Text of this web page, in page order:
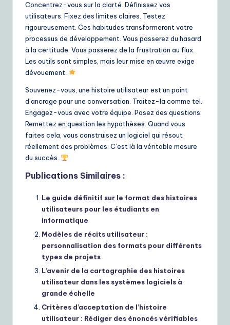
Concentrez-vous sur la clarté. Définissez vos
utilisateurs. Fixez des limites claires. Testez
rigoureusement. Ces habitudes transformeront votre
processus de développement. Vous passerez du hasard
à la certitude. Vous passerez de la frustration au flux.
Les outils sont simples, mais leur mise en œuvre exige
dévouement.
Souvenez-vous, une histoire utilisateur est un point
d’ancrage pour une conversation. Traitez-la comme tel.
Engagez-vous avec votre équipe. Posez des questions.
Remettez en question les hypothèses. Quand vous
faites cela, vous construisez un logiciel qui résout
réellement des problèmes. C’est là la véritable mesure
du succès.
Publications Similaires :
Le guide définitif sur le format des histoires
utilisateurs pour les étudiants en
informatique
Modèles de récits utilisateur :
personnalisation des formats pour différents
types de projets
L’avenir de la cartographie des histoires
utilisateur dans les systèmes logiciels à
grande échelle
Critères d’acceptation de l’histoire
utilisateur : Rédiger des énoncés vérifiables